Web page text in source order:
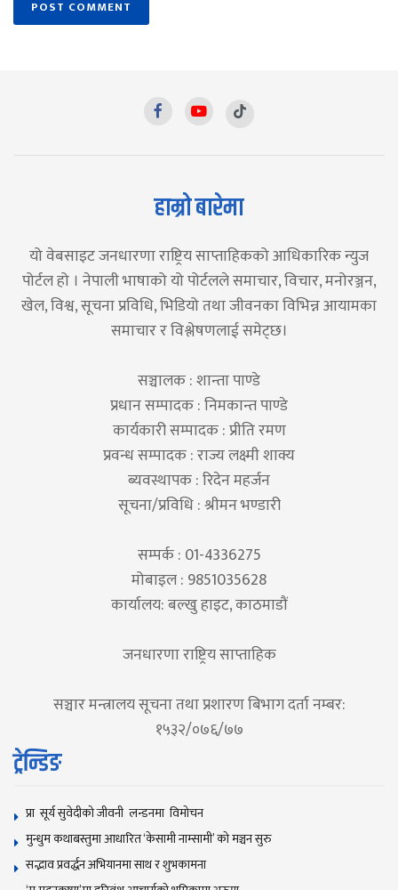
हाम्रो बारेमा
यो वेबसाइट जनधारणा राष्ट्रिय साप्ताहिकको आधिकारिक न्युज
पोर्टल हो । नेपाली भाषाको यो पोर्टलले समाचार, विचार, मनोरञ्जन,
खेल, विश्व, सूचना प्रविधि, भिडियो तथा जीवनका विभिन्न आयामका
समाचार र विश्लेषणलाई समेट्छ।
सञ्चालक : शान्ता पाण्डे
प्रधान सम्पादक : निमकान्त पाण्डे
कार्यकारी सम्पादक : प्रीति रमण
प्रवन्ध सम्पादक : राज्य लक्ष्मी शाक्य
ब्यवस्थापक : रिदेन महर्जन
सूचना/प्रविधि : श्रीमन भण्डारी
सम्पर्क : 01-4336275
मोबाइल : 9851035628
कार्यालय: बल्खु हाइट, काठमाडौं
जनधारणा राष्ट्रिय साप्ताहिक
सञ्चार मन्त्रालय सूचना तथा प्रशारण बिभाग दर्ता नम्बर:
१५३२/०७६/७७
ट्रेन्डिङ
प्रा सूर्य सुवेदीको जीवनी लन्डनमा विमोचन
मुन्धुम कथाबस्तुमा आधारित ‘केसामी नाम्सामी’ काे मञ्चन सुरु
सद्भाव प्रवर्द्धन अभियानमा साथ र शुभकामना